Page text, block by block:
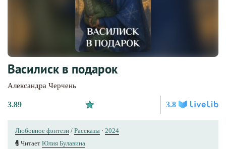
Василиск в подарок
Александра Черчень
3.89 3.8
Любовное фэнтези / Рассказы · 2024
Читает Юлия Булавина